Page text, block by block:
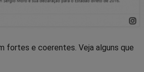
fortes e coerentes. Veja alguns que